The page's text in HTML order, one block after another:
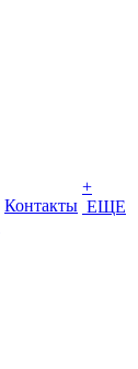
Контакты
+
ЕЩЕ